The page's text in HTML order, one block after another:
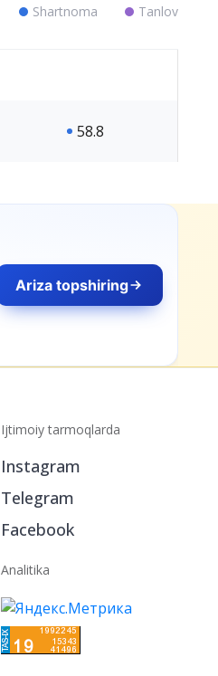
Shartnoma Tanlov
58.8
Ijtimoiy tarmoqlarda
Instagram
Telegram
Facebook
Analitika